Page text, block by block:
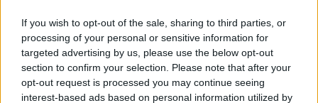
If you wish to opt-out of the sale, sharing to third parties, or
processing of your personal or sensitive information for
targeted advertising by us, please use the below opt-out
section to confirm your selection. Please note that after your
opt-out request is processed you may continue seeing
interest-based ads based on personal information utilized by
11.
M E T A
S
12. M I E
S
13. M I S
A
14.
S E M I